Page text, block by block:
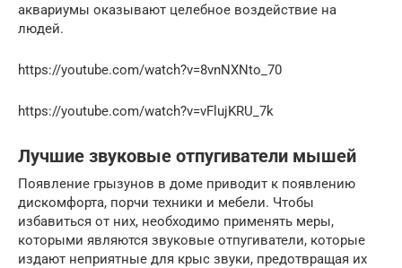
аквариумы оказывают целебное воздействие на
людей.
https://youtube.com/watch?v=8vnNXNto_70
https://youtube.com/watch?v=vFlujKRU_7k
Лучшие звуковые отпугиватели мышей
Появление грызунов в доме приводит к появлению
дискомфорта, порчи техники и мебели. Чтобы
избавиться от них, необходимо применять меры,
которыми являются звуковые отпугиватели, которые
издают неприятные для крыс звуки, предотвращая их